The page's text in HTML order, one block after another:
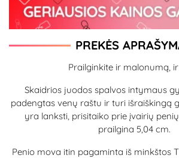
PREKĖS
Prailginkite ir malonumą,
Skaidrios juodos spalvos intymaus
padengtas venų raštu ir turi išraiškingą
yra lanksti, prisitaiko prie įvairių
prailgina 5,04 cm.
Penio mova itin pagaminta iš minkštos